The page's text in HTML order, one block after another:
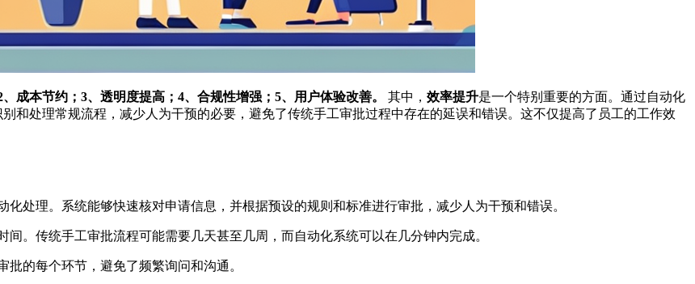
成本节约；3、透明度提高；4、合规性增强；5、用户体验改善。 其中， 效率提升是一个特别重要的方面。通过自动化
和处理常规流程，减少人为干预的必要，避免了传统手工审批过程中存在的延误和错误。这不仅提高了员工的工作效
处理。系统能够快速核对申请信息，并根据预设的规则和标准进行审批，减少人为干预和错误。
。传统手工审批流程可能需要几天甚至几周，而自动化系统可以在几分钟内完成。
批的每个环节，避免了频繁询问和沟通。